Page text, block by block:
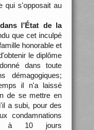
qui s'opposait au
l’État de la
que cet inculpé
honorable et
le diplôme
dans toute
démagogiques;
il n'a laissé
de se mettre en
a subi, pour des
condamnations
à 10 jours